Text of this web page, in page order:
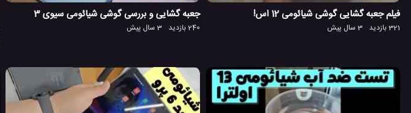
فیلم جعبه گشایی گوشی شیائومی 12 اس!
321 بازدید 3 سال پیش
جعبه گشایی و بررسی گوشی شیائومی سیوی 3
240 بازدید 3 سال پیش